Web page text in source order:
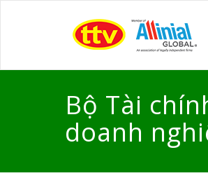
Bộ Tài
doanh